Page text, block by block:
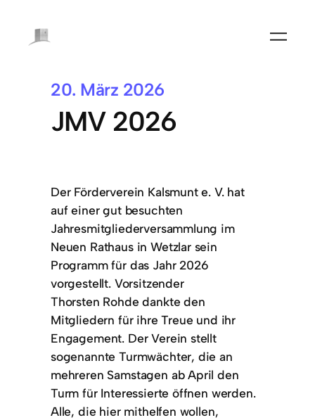
20. März 2026
JMV 2026
Der Förderverein Kalsmunt e. V. hat
auf einer gut besuchten
Jahresmitgliederversammlung im
Neuen Rathaus in Wetzlar sein
Programm für das Jahr 2026
vorgestellt. Vorsitzender
Thorsten Rohde dankte den
Mitgliedern für ihre Treue und ihr
Engagement. Der Verein stellt
sogenannte Turmwächter, die an
mehreren Samstagen ab April den
Turm für Interessierte öffnen werden.
Alle, die hier mithelfen wollen,